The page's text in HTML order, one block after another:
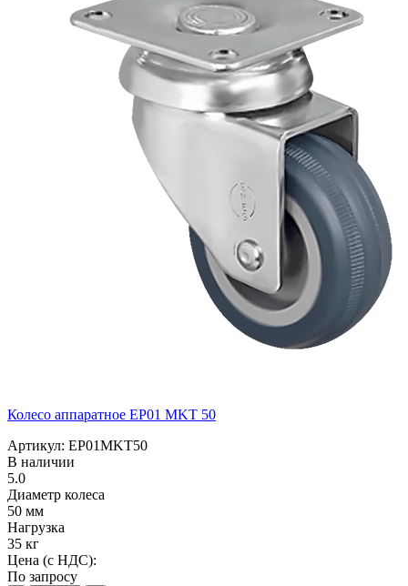
Колесо аппаратное EP01 MKT 50
Артикул: EP01MKT50
В наличии
5.0
Диаметр колеса
50 мм
Нагрузка
35 кг
Цена (с НДС):
По запросу